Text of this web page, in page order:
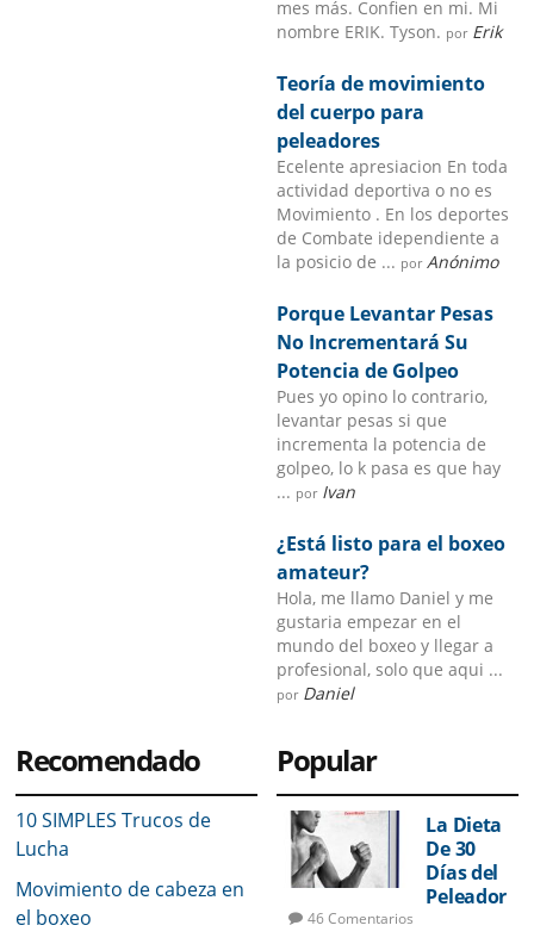
mes más. Confien en mi. Mi
nombre ERIK. Tyson. por Erik
Teoría de movimiento
del cuerpo para
peleadores
Ecelente apresiacion En toda
actividad deportiva o no es
Movimiento . En los deportes
de Combate idependiente a
la posicio de ... por Anónimo
Porque Levantar Pesas
No Incrementará Su
Potencia de Golpeo
Pues yo opino lo contrario,
levantar pesas si que
incrementa la potencia de
golpeo, lo k pasa es que hay
... por Ivan
¿Está listo para el boxeo
amateur?
Hola, me llamo Daniel y me
gustaria empezar en el
mundo del boxeo y llegar a
profesional, solo que aqui ...
por Daniel
Recomendado
10 SIMPLES Trucos de
Lucha
Movimiento de cabeza en
el boxeo
Popular
La Dieta
De 30
Días del
Peleador
46 Comentarios